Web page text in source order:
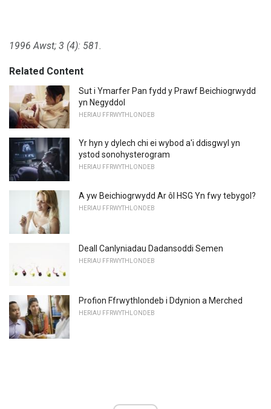
1996 Awst; 3 (4): 581.
Related Content
Sut i Ymarfer Pan fydd y Prawf Beichiogrwydd
yn Negyddol
HERIAU FFRWYTHLONDEB
Yr hyn y dylech chi ei wybod a'i ddisgwyl yn
ystod sonohysterogram
HERIAU FFRWYTHLONDEB
A yw Beichiogrwydd Ar ôl HSG Yn fwy tebygol?
HERIAU FFRWYTHLONDEB
Deall Canlyniadau Dadansoddi Semen
HERIAU FFRWYTHLONDEB
Profion Ffrwythlondeb i Ddynion a Merched
HERIAU FFRWYTHLONDEB